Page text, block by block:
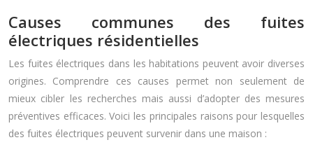
Causes communes des fuites
électriques résidentielles
Les fuites électriques dans les habitations peuvent avoir diverses
origines. Comprendre ces causes permet non seulement de
mieux cibler les recherches mais aussi d’adopter des mesures
préventives efficaces. Voici les principales raisons pour lesquelles
des fuites électriques peuvent survenir dans une maison :